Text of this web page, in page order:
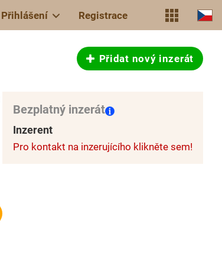
Přihlášení Registrace
Přidat nový inzerát
Bezplatný inzerát
Inzerent
Pro kontakt na inzerujícího klikněte sem!